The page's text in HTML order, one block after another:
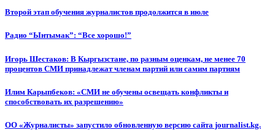
Второй этап обучения журналистов продолжится в июле
Радио “Ынтымак”: “Все хорошо!”
Игорь Шестаков: В Кыргызстане, по разным оценкам, не менее 70
процентов СМИ принадлежат членам партий или самим партиям
Илим Карыпбеков: «СМИ не обучены освещать конфликты и
способствовать их разрешению»
ОО «Журналисты» запустило обновленную версию сайта journalist.kg.